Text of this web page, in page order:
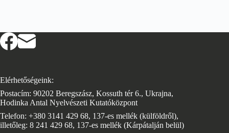
Elérhetőségeink:
Postacím: 90202 Beregszász, Kossuth tér 6., Ukrajna,
Hodinka Antal Nyelvészeti Kutatóközpont
Telefon: +380 3141 429 68, 137-es mellék (külföldről),
illetőleg: 8 241 429 68, 137-es mellék (Kárpátalján belül)